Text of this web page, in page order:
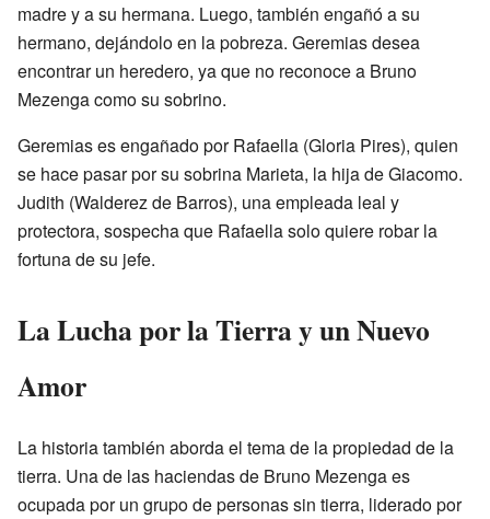
madre y a su hermana. Luego, también engañó a su
hermano, dejándolo en la pobreza. Geremias desea
encontrar un heredero, ya que no reconoce a Bruno
Mezenga como su sobrino.
Geremias es engañado por Rafaella (Gloria Pires), quien
se hace pasar por su sobrina Marieta, la hija de Giacomo.
Judith (Walderez de Barros), una empleada leal y
protectora, sospecha que Rafaella solo quiere robar la
fortuna de su jefe.
La Lucha por la Tierra y un Nuevo
Amor
La historia también aborda el tema de la propiedad de la
tierra. Una de las haciendas de Bruno Mezenga es
ocupada por un grupo de personas sin tierra, liderado por